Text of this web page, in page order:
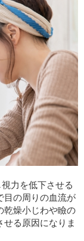
力を低下させる
目の周りの血流が
乾燥小じわや瞼の
せる原因になりま